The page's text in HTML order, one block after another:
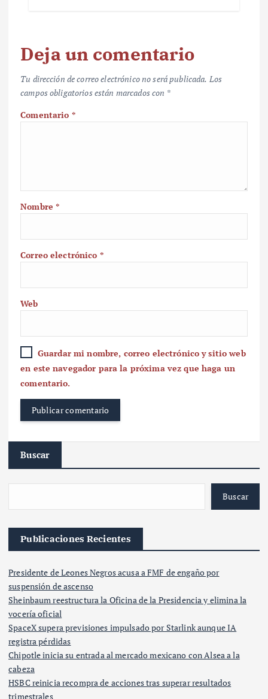
Deja un comentario
Tu dirección de correo electrónico no será publicada. Los
campos obligatorios están marcados con *
Comentario *
Nombre*
Correo electrónico *
Web
Guardar mi nombre, correo electrónico y sitio web
en este navegador para la próxima vez que haga un
comentario.
Buscar
Buscar
Publicaciones Recientes
Presidente de Leones Negros acusa a FMF de engaño por
suspensión de ascenso
Sheinbaum reestructura la Oficina de la Presidencia y elimina la
vocería oficial
SpaceX supera previsiones impulsado por Starlink aunque IA
registra pérdidas
Chipotle inicia su entrada al mercado mexicano con Alsea a la
cabeza
HSBC reinicia recompra de acciones tras superar resultados
trimestrales